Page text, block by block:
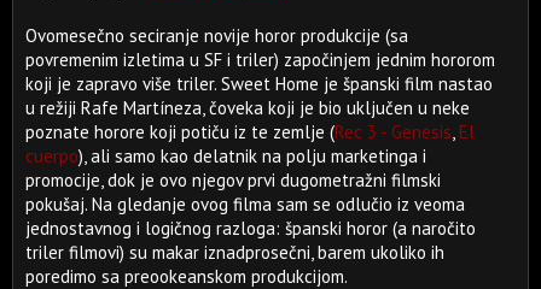
Ovomesečno seciranje novije horor produkcije (sa
povremenim izletima u SF i triler) započinjem jednim hororom
koji je zapravo više triler. Sweet Home je španski film nastao
u režiji Rafe Martíneza, čoveka koji je bio uključen u neke
poznate horore koji potiču iz te zemlje (Rec 3 - Genesis,El
cuerpo), ali samo kao delatnik na polju marketinga i
promocije, dok je ovo njegov prvi dugometražni filmski
pokušaj. Na gledanje ovog filma sam se odlučio iz veoma
jednostavnog i logičnog razloga: španski horor (a naročito
triler filmovi) su makar iznadprosečni, barem ukoliko ih
poredimo sa preookeanskom produkcijom.